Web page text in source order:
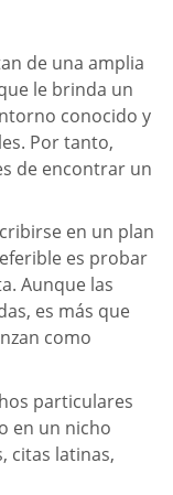
de una amplia
le brinda un
conocido y
Por tanto,
de encontrar un
en un plan
es probar
Aunque las
es más que
como
particulares
en un nicho
citas latinas,